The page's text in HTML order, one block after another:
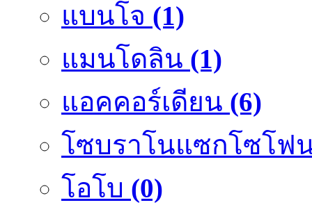
แบนโจ (1)
แมนโดลิน (1)
แอคคอร์เดียน (6)
โซบราโนแซกโซโฟ
โอโบ (0)